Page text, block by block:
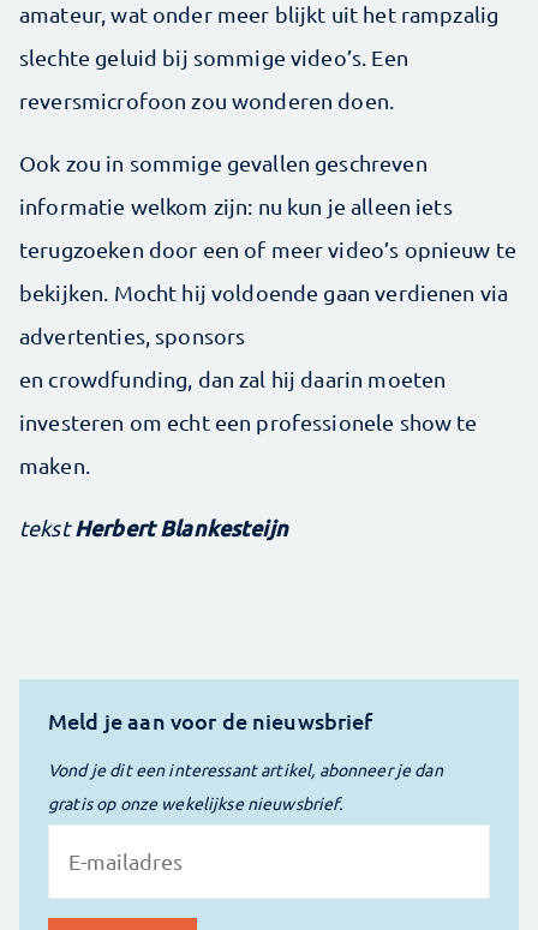
amateur, wat onder meer blijkt uit het rampzalig
slechte geluid bij sommige video’s. Een
reversmicrofoon zou wonderen doen.
Ook zou in sommige gevallen geschreven
informatie welkom zijn: nu kun je alleen iets
terugzoeken door een of meer video’s opnieuw te
bekijken. Mocht hij voldoende gaan verdienen via
advertenties, sponsors
en crowdfunding, dan zal hij daarin moeten
investeren om echt een professionele show te
maken.
tekstHerbert Blankesteijn
Meld je aan voor de nieuwsbrief
Vond je dit een interessant artikel, abonneer je dan
gratis op onze wekelijkse nieuwsbrief.